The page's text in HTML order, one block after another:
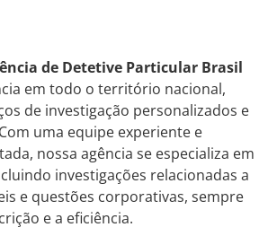
de Detetive Particular Brasil
em todo o território nacional,
de investigação personalizados e
uma equipe experiente e
nossa agência se especializa em
investigações relacionadas a
e questões corporativas, sempre
e a eficiência.